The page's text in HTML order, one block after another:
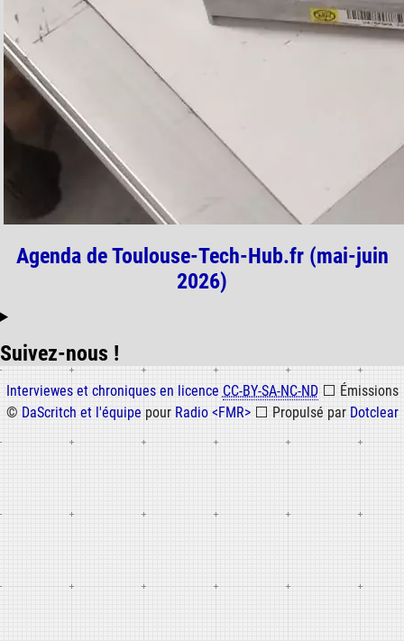
Agenda de Toulouse-Tech-Hub.fr (mai-juin
2026)
Suivez-nous !
Informations
Interviewes et chroniques en licence CC-BY-SA-NC-ND ⬜ Émissions
© DaScritch et l'équipe pour Radio <FMR> ⬜ Propulsé par Dotclear